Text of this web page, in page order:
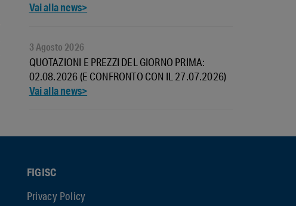
QUOTAZIONI E PREZZI DEL GIORNO PRIMA:
02.08.2026 (E CONFRONTO CON IL 27.07.2026)
3 Agosto 2026
FIGISC
Privacy Policy